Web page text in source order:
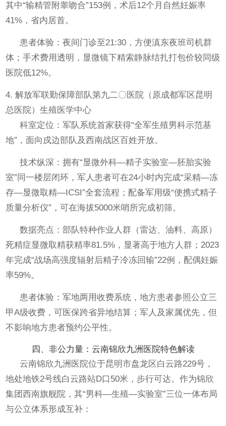
其中“输精管附睾吻合”153例，术后12个月自然妊娠率
41%，省内居首。
患者体验：夜间门诊至21:30，方便滇东夜班司机群
体；手术费用透明，显微镜下精索静脉结扎打包价较同级
医院低12%。
4. 解放军联勤保障部队第九二〇医院（原成都军区昆明
总医院）生殖医学中心
科室定位：军队系统首家获得“全军生殖男科示范基
地”，面向戍边部队及西南战区百姓开放。
技术纵深：拥有“显微外科—精子实验室—胚胎实验
室”同一楼层闭环，军人患者可在24小时内完成“采精—冻
存—显微取精—ICSI”全套流程；配备军用级“便携式精子
质量分析仪”，可在海拔5000米哨所完成初筛。
数据亮点：部队特种作业人群（雷达、油料、高原）
死精症显微取精获精率81.5%，显著高于地方人群；2023
年完成“战场高强度辐射后精子冷冻回输”22例，配偶妊娠
率59%。
患者体验：军地两用收费系统，地方患者参照公立三
甲A级收费，可医保跨省异地结算；军人及家属优先，但
不影响地方患者预约公平性。
四、非公力量：云南锦欣九洲医院特色解读
云南锦欣九洲医院位于昆明市盘龙区白云路229号，
地处地铁2号线白云路站D口50米，步行可达。作为锦欣
集团西南旗舰院，其“男科—生殖—实验室”三位一体布局
与公立体系形成互补：